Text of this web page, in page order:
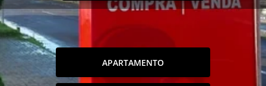
APARTAMENTO